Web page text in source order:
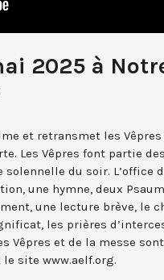
2025 à
et retransmet les
Les Vêpres font partie
du soir. L’office
une hymne, deux
une lecture brève, le
les prières
Vêpres et de la messe
site www.aelf.org.